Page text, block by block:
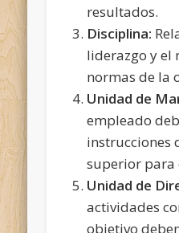
resultados.
Disciplina:
liderazgo y el
normas de la
Unidad de
empleado
instrucciones
superior para
Unidad de
actividades
objetivo